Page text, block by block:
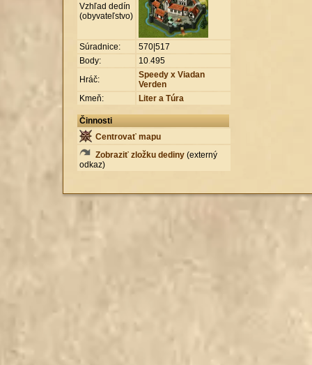
Vzhľad dedín
(obyvateľstvo)
Súradnice:
570|517
Body:
10.495
Hráč:
Speedy x Viadan
Verden
Kmeň:
Liter a Túra
Činnosti
Centrovať mapu
Zobraziť zložku dediny (externý
odkaz)